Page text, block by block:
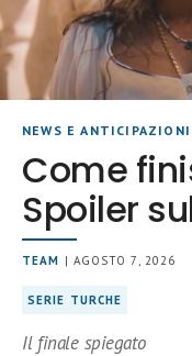
NEWS E ANTICIPAZIONI
Come
Spoiler
TEAM | AGOSTO 7, 2026
SERIE TURCHE
Il finale spiegato